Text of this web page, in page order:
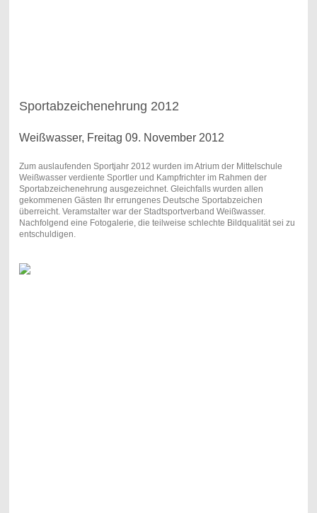
Sportabzeichenehrung 2012
Weißwasser, Freitag 09. November 2012
Zum auslaufenden Sportjahr 2012 wurden im Atrium der Mittelschule
Weißwasser verdiente Sportler und Kampfrichter im Rahmen der
Sportabzeichenehrung ausgezeichnet. Gleichfalls wurden allen
gekommenen Gästen Ihr errungenes Deutsche Sportabzeichen
überreicht. Veramstalter war der Stadtsportverband Weißwasser.
Nachfolgend eine Fotogalerie, die teilweise schlechte Bildqualität sei zu
entschuldigen.